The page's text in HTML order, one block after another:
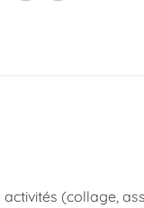
(collage,